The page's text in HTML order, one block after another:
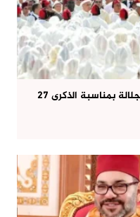
تهنئة متدين عبد العزيز إلى صاحب الجلالة بمناسبة الذكرى 27